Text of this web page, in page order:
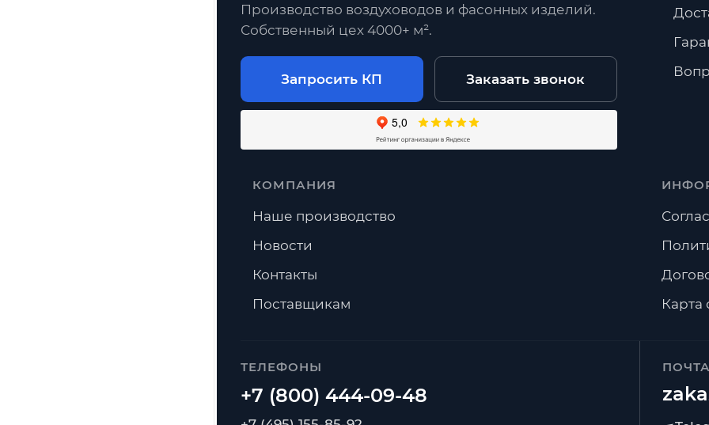
Производство воздуховодов и фасонных изделий.
Собственный цех 4000+ м².
Запросить КП Заказать звонок
ТЕЛЕФОНЫ
КОМПАНИЯ
Наше производство
Новости
Контакты
Поставщикам
Карта